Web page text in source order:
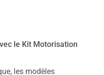
le Kit Motorisation
les modèles